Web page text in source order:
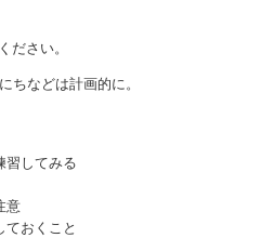
ださい。
ちなどは計画的に。
してみる
意
おくこと